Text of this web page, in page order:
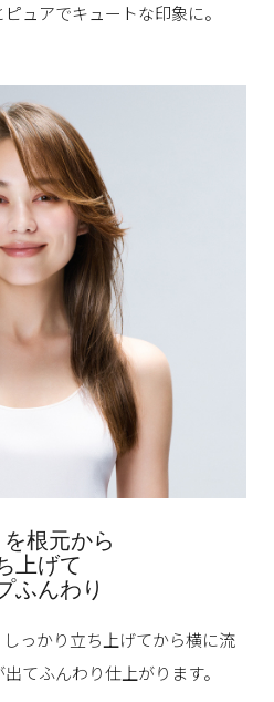
ピュアでキュートな印象に。
根元から
上げて
ふんわり
しっかり立ち上げてから横に流
出てふんわり仕上がります。